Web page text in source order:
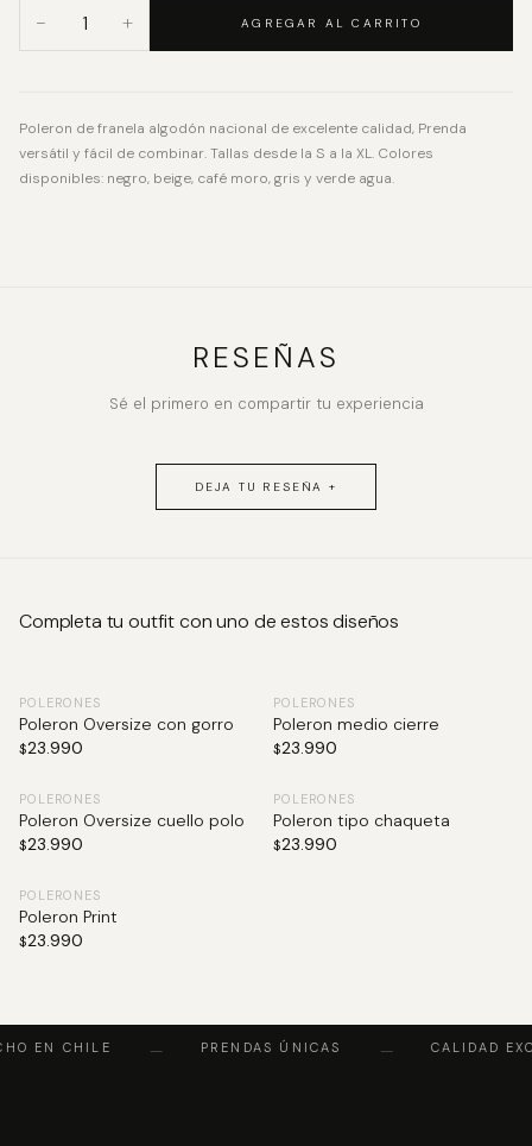
− + AGREGAR AL CARRITO
Poleron de franela algodón nacional de excelente calidad, Prenda
versátil y fácil de combinar. Tallas desde la S a la XL. Colores
disponibles: negro, beige, café moro, gris y verde agua.
RESEÑAS
Sé el primero en compartir tu experiencia
DEJA TU RESEÑA +
Completa tu outfit con uno de estos diseños
POLERONES
Poleron Oversize con gorro
$23.990
POLERONES
Poleron medio cierre
$23.990
POLERONES
Poleron Oversize cuello polo
$23.990
POLERONES
Poleron tipo chaqueta
$23.990
POLERONES
Poleron Print
$23.990
EN CHILE — PRENDAS ÚNICAS — CALIDAD